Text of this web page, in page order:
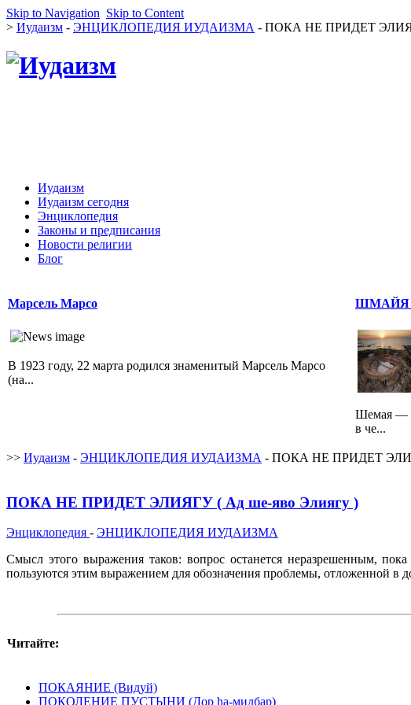
Skip to Navigation Skip to Content
> Иудаизм - ЭНЦИКЛОПЕДИЯ ИУДАИЗМА - ПОКА НЕ ПРИДЕТ
Иудаизм
Иудаизм сегодня
Энциклопедия
Законы и предписания
Новости религии
Блог
Марсель Марсо
В 1923 году, 22 марта родился знаменитый Марсель Марсо
(на...
ШМАЙЯ
Шемая —
в че...
>> Иудаизм - ЭНЦИКЛОПЕДИЯ ИУДАИЗМА - ПОКА НЕ ПРИДЕТ
ПОКА НЕ ПРИДЕТ ЭЛИЯГУ ( Ад ше-яво Элиягу )
Энциклопедия - ЭНЦИКЛОПЕДИЯ ИУДАИЗМА
Смысл этого выражения таков: вопрос останется неразрешенным,
пользуются этим выражением для обозначения проблемы, отложенной в
Читайте:
ПОКАЯНИЕ (Видуй)
ПОКОЛЕНИЕ ПУСТЫНИ (Дор hа-мидбар)